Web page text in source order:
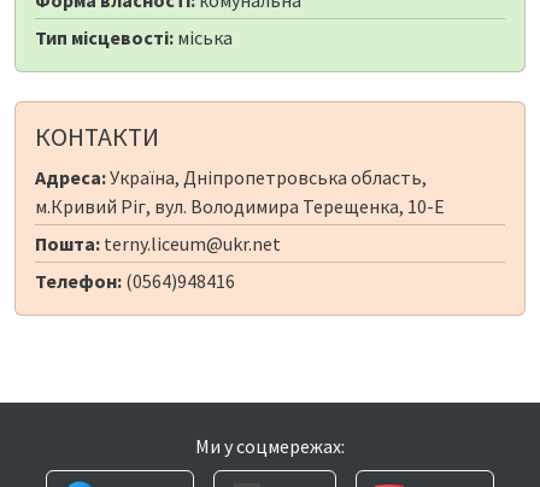
Тип місцевості: міська
КОНТАКТИ
Адреса:Україна, Дніпропетровська область,
м.Кривий Ріг, вул. Володимира Терещенка, 10-Е
Пошта: terny.liceum@ukr.net
Телефон: (0564)948416
Ми у соцмережах: